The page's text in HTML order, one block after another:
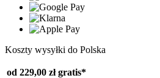
Koszty wysyłki do Polska
od 229,00 zł gratis*